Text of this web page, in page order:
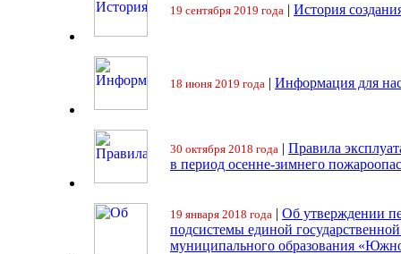
19 сентября 2019 года | История
18 июня 2019 года | Информация для
30 октября 2018 года | Правила
в период осенне-зимнего
19 января 2018 года | Об утверждении
подсистемы единой
муниципального образования